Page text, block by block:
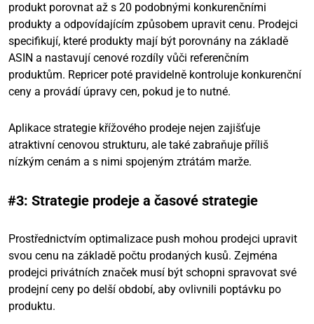
produkt porovnat až s 20 podobnými konkurenčními
produkty a odpovídajícím způsobem upravit cenu. Prodejci
specifikují, které produkty mají být porovnány na základě
ASIN a nastavují cenové rozdíly vůči referenčním
produktům. Repricer poté pravidelně kontroluje konkurenční
ceny a provádí úpravy cen, pokud je to nutné.
Aplikace strategie křížového prodeje nejen zajišťuje
atraktivní cenovou strukturu, ale také zabraňuje příliš
nízkým cenám a s nimi spojeným ztrátám marže.
#3: Strategie prodeje a časové strategie
Prostřednictvím optimalizace push mohou prodejci upravit
svou cenu na základě počtu prodaných kusů. Zejména
prodejci privátních značek musí být schopni spravovat své
prodejní ceny po delší období, aby ovlivnili poptávku po
produktu.